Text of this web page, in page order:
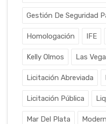
Gestión De Seguridad
Homologación IFE
Kelly Olmos Las
Licitación Abreviada
Licitación Pública
Mar Del Plata